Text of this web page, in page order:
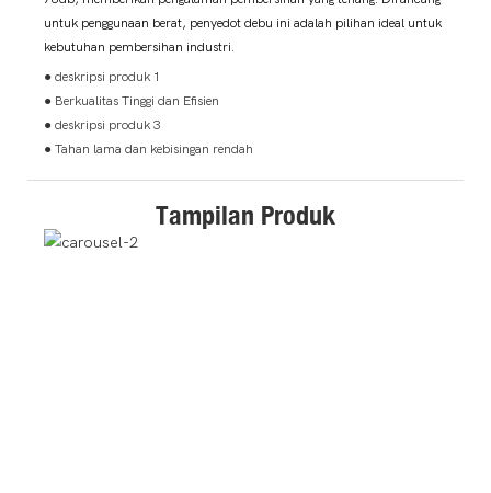
untuk penggunaan berat, penyedot debu ini adalah pilihan ideal untuk
kebutuhan pembersihan industri.
● deskripsi produk 1
● Berkualitas Tinggi dan Efisien
● deskripsi produk 3
● Tahan lama dan kebisingan rendah
Tampilan Produk